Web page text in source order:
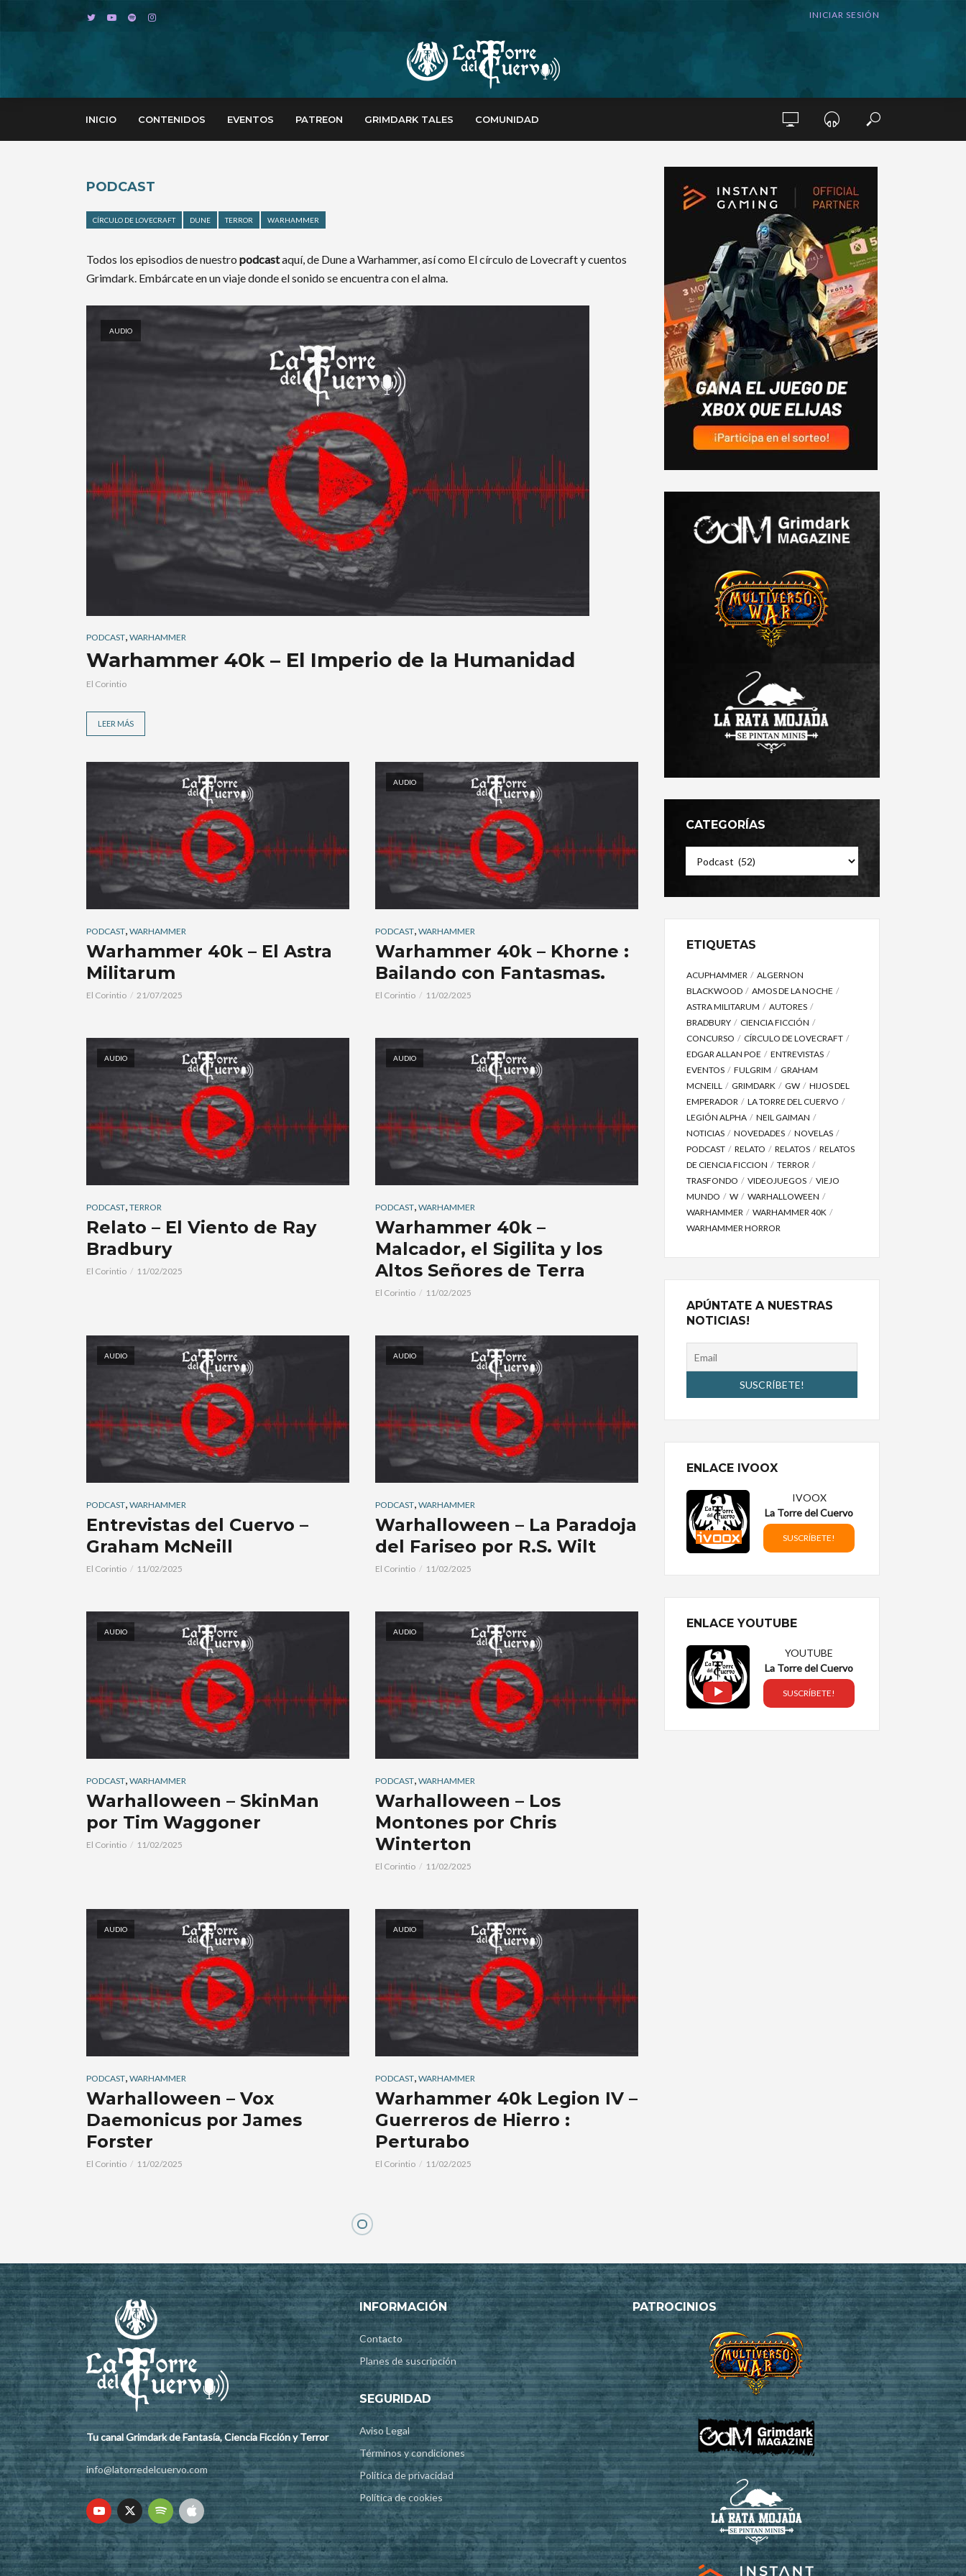
INICIAR SESIÓN
INICIO CONTENIDOS EVENTOS PATREON GRIMDARK TALES COMUNIDAD
PODCAST
CÍRCULO DE LOVECRAFT DUNE TERROR WARHAMMER
Todos los episodios de nuestro podcastaquí, de Dune a Warhammer, así como El círculo de Lovecraft y cuentos
Grimdark. Embárcate en un viaje donde el sonido se encuentra con el alma.
AUDIO
PODCAST, WARHAMMER
Warhammer 40k – El Imperio de la Humanidad
El Corintio
LEER MÁS
PODCAST, WARHAMMER
Warhammer 40k – El Astra
Militarum
El Corintio 21/07/2025
AUDIO
PODCAST, WARHAMMER
Warhammer 40k – Khorne :
Bailando con Fantasmas.
El Corintio 11/02/2025
AUDIO
PODCAST, TERROR
Relato – El Viento de Ray
Bradbury
El Corintio 11/02/2025
AUDIO
PODCAST, WARHAMMER
Warhammer 40k –
Malcador, el Sigilita y los
Altos Señores de Terra
El Corintio 11/02/2025
AUDIO
PODCAST WARHAMMER
Entrevistas del Cuervo –
Graham McNeill
El Corintio 11/02/2025
AUDIO
PODCAST WARHAMMER
Warhalloween – La Paradoja
del Fariseo por R.S. Wilt
El Corintio 11/02/2025
AUDIO
PODCAST WARHAMMER
Warhalloween – SkinMan
por Tim Waggoner
El Corintio 11/02/2025
AUDIO
PODCAST WARHAMMER
Warhalloween – Los
Montones por Chris
Winterton
El Corintio 11/02/2025
AUDIO
PODCAST WARHAMMER
Warhalloween – Vox
Daemonicus por James
Forster
El Corintio 11/02/2025
AUDIO
PODCAST WARHAMMER
Warhammer 40k Legion IV –
Guerreros de Hierro :
Perturabo
El Corintio 11/02/2025
CATEGORÍAS
ETIQUETAS
ACUPHAMMER
ALGERNON
BLACKWOOD
AMOS DE LA NOCHE
ASTRA MILITARUM
AUTORES
BRADBURY
CIENCIA FICCIÓN
CONCURSO
CÍRCULO DE LOVECRAFT
EDGAR ALLAN POE
ENTREVISTAS
EVENTOS
FULGRIM
GRAHAM
MCNEILL
GRIMDARK GW
HIJOS DEL
EMPERADOR
LA TORRE DEL CUERVO
LEGIÓN ALPHA
NEIL GAIMAN
NOTICIAS
NOVEDADES
NOVELAS
PODCAST
RELATO RELATOS
RELATOS
DE CIENCIA FICCION
TERROR
TRASFONDO
VIDEOJUEGOS
VIEJO
MUNDO
W
WARHALLOWEEN
WARHAMMER
WARHAMMER 40K
WARHAMMER HORROR
APÚNTATE A NUESTRAS
NOTICIAS!
ENLACE IVOOX
IVOOX
La Torre del Cuervo
SUSCRÍBETE!
ENLACE YOUTUBE
YOUTUBE
La Torre del Cuervo
SUSCRÍBETE!
Tu canal Grimdark de Fantasía, Ciencia Ficción y Terror
info@latorredelcuervo.com
INFORMACIÓN
Contacto
Planes de suscripción
SEGURIDAD
Aviso Legal
Términos y condiciones
Política de privacidad
Política de cookies
PATROCINIOS